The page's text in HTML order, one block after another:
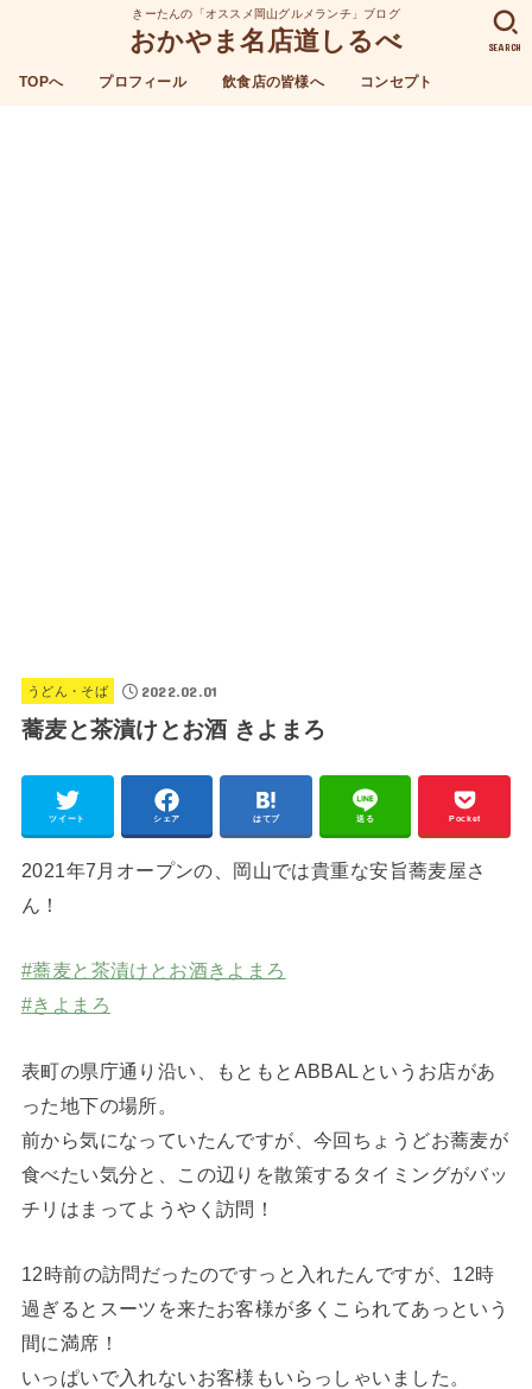
きーたんの「オススメ岡山グルメランチ」ブログ
おかやま名店道しるべ
TOPへ プロフィール 飲食店の皆様へ コンセプト
SEARCH
うどん・そば 2022.02.01
蕎麦と茶漬けとお酒 きよまろ
ツイート シェア はてブ 送る Pocket
2021年7月オープンの、岡山では貴重な安旨蕎麦屋さ
ん！
#蕎麦と茶漬けとお酒きよまろ
#きよまろ
表町の県庁通り沿い、もともとABBALというお店があ
った地下の場所。
前から気になっていたんですが、今回ちょうどお蕎麦が
食べたい気分と、この辺りを散策するタイミングがバッ
チリはまってようやく訪問！
12時前の訪問だったのですっと入れたんですが、12時
過ぎるとスーツを来たお客様が多くこられてあっという
間に満席！
いっぱいで入れないお客様もいらっしゃいました。